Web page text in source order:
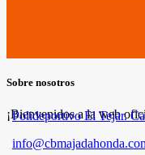
Sobre nosotros
¡Bienvenidos a la web
Polideportivo El Tejar.